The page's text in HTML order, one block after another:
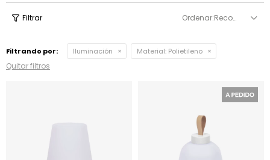
Recomendados
Filtrando por: Iluminación Material: Polietileno
Quitar filtros